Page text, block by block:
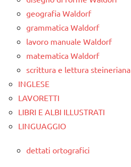
geografia Waldorf
grammatica Waldorf
lavoro manuale Waldorf
matematica Waldorf
scrittura e lettura steineriana
INGLESE
LAVORETTI
LIBRI E ALBI ILLUSTRATI
LINGUAGGIO
dettati ortografici